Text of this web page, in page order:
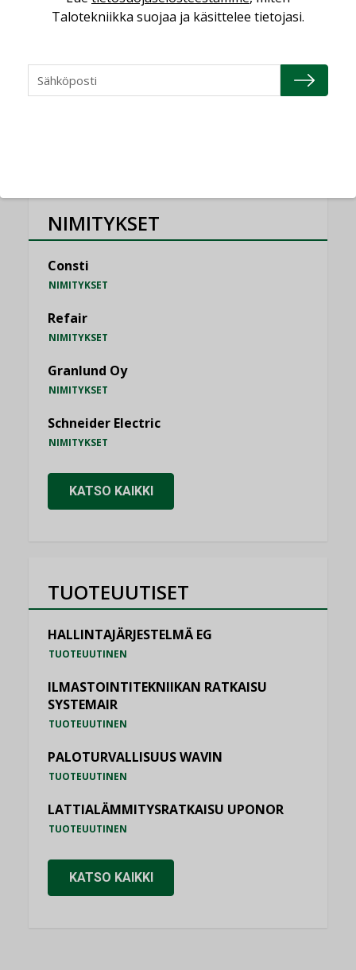
KOLUMNI
NIMITYKSET
Consti
NIMITYKSET
Refair
NIMITYKSET
Granlund Oy
NIMITYKSET
Schneider Electric
NIMITYKSET
KATSO KAIKKI
TUOTEUUTISET
HALLINTAJÄRJESTELMÄ EG
TUOTEUUTINEN
ILMASTOINTITEKNIIKAN RATKAISU
SYSTEMAIR
TUOTEUUTINEN
PALOTURVALLISUUS WAVIN
TUOTEUUTINEN
LATTIALÄMMITYSRATKAISU UPONOR
TUOTEUUTINEN
KATSO KAIKKI
Talotekniikka suojaa ja käsittelee tietojasi.